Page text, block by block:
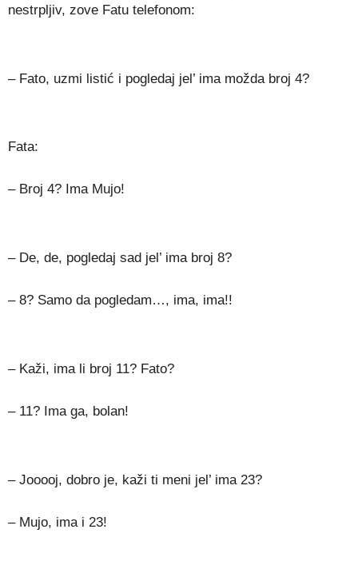
nestrpljiv, zove Fatu telefonom:
– Fato, uzmi listić i pogledaj jel’ ima možda broj 4?
Fata:
– Broj 4? Ima Mujo!
– De, de, pogledaj sad jel’ ima broj 8?
– 8? Samo da pogledam…, ima, ima!!
– Kaži, ima li broj 11? Fato?
– 11? Ima ga, bolan!
– Jooooj, dobro je, kaži ti meni jel’ ima 23?
– Mujo, ima i 23!